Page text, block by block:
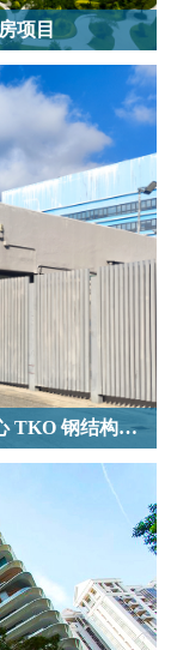
项目
心建设6.2万平方米
效的优势，适配智能
，年产值5亿元，带
香港电视城 HKTV 多媒体及电子商务中心 TKO 钢结构制作及安装项目
心 TKO 钢结构制作